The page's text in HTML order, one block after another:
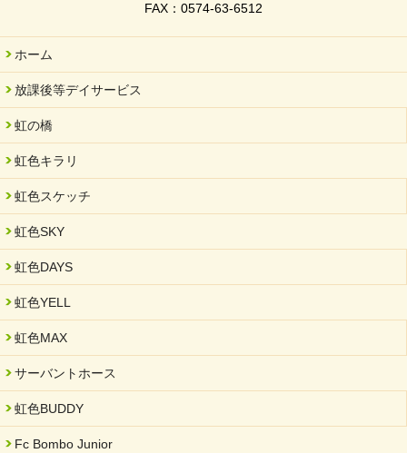
岐阜県「働いてもらい方改革」優良事例集に掲載されました
2025/11/11
2025/06/10
未来会議 in 可児市 「斉藤まさゆき」
2025/05/07
2025年6月中旬 OPEN 放課後等デイサービス「Fc Bombo
Junior」
2025/03/01
餅つき大会を開催しました
2025/01/31
「可児の企業魅力発見フェア」に出展しました
2024/11/06
就労継続支援B型「エコボール」事業を始めました
2024/09/10
2024/08/26
「ぎふSDGs推進パートナー登録制度」シルバーパートナーに登
FAX：0574-63-6512
ホーム
放課後等デイサービス
虹の橋
虹色キラリ
虹色スケッチ
虹色SKY
虹色DAYS
虹色YELL
虹色MAX
サーバントホース
虹色BUDDY
Fc Bombo Junior